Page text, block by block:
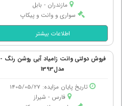
مازندران - بابل
سواری و وانت و پیکاپ
اطلاعات بیشتر
فروش دولتی وانت زامیاد آبی روشن رنگ -
مدل1393
تاریخ پایان مزایده: 1405/05/27
فارس - شیراز